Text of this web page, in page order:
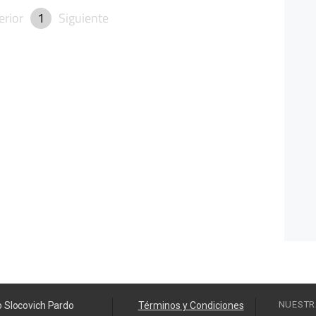
1 Siguiente
Slocovich Pardo Términos y Condiciones